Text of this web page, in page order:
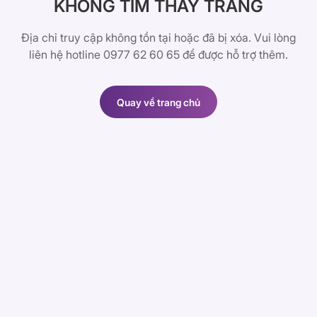
KHÔNG TÌM THẤY TRANG
Địa chỉ truy cập không tồn tại hoặc đã bị xóa. Vui lòng
liên hệ hotline 0977 62 60 65 để được hỗ trợ thêm.
Quay về trang chủ
Quay về trang chủ